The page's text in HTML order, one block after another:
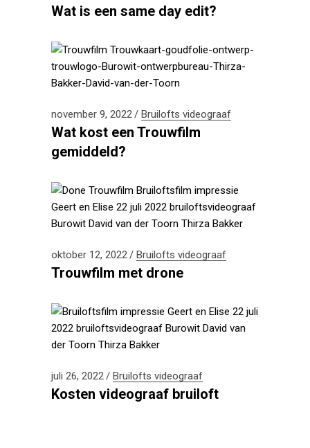
Wat is een same day edit?
november 9, 2022 Bruilofts videograaf
Wat kost een Trouwfilm
gemiddeld?
oktober 12, 2022 Bruilofts videograaf
Trouwfilm met drone
juli 26, 2022 Bruilofts videograaf
Kosten videograaf bruiloft